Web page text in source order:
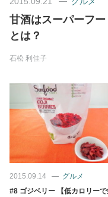
妊娠/出産/家族
トラベル
カルチャー/
占い
甘酒はスーパーフ
とは？
石松 利佳子
2015.09.14
グルメ
#8 ゴジベリー 【低カロリー